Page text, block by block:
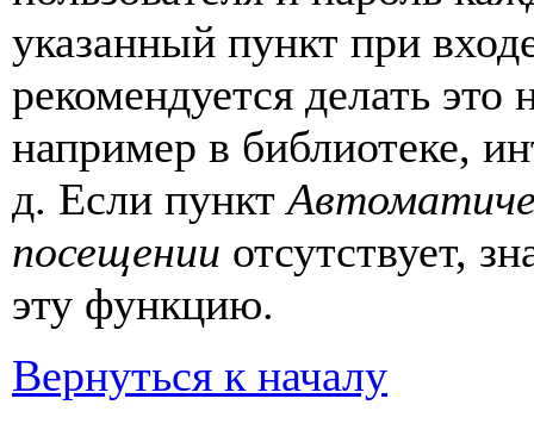
указанный пункт при
рекомендуется делать
например в библиотеке,
д. Если пункт
посещении отсутствует,
эту функцию.
Вернуться к началу